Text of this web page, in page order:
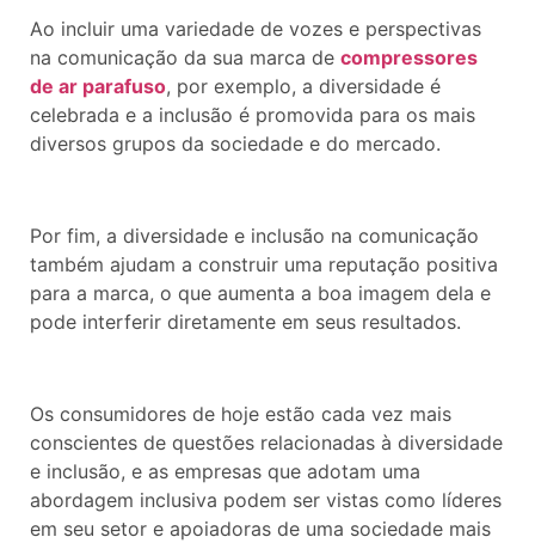
Ao incluir uma variedade de vozes e perspectivas
na comunicação da sua marca de compressores
de ar parafuso, por exemplo, a diversidade é
celebrada e a inclusão é promovida para os mais
diversos grupos da sociedade e do mercado.
Por fim, a diversidade e inclusão na comunicação
também ajudam a construir uma reputação positiva
para a marca, o que aumenta a boa imagem dela e
pode interferir diretamente em seus resultados.
Os consumidores de hoje estão cada vez mais
conscientes de questões relacionadas à diversidade
e inclusão, e as empresas que adotam uma
abordagem inclusiva podem ser vistas como líderes
em seu setor e apoiadoras de uma sociedade mais